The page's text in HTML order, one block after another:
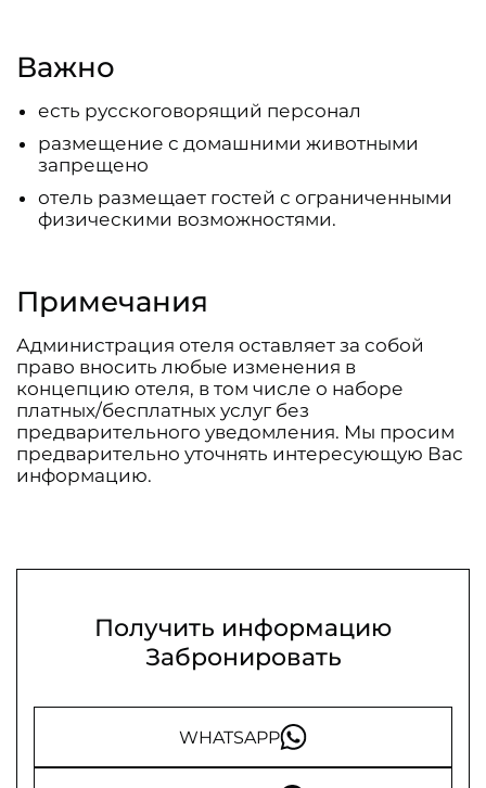
Важно
есть русскоговорящий персонал
размещение с домашними животными
запрещено
отель размещает гостей с ограниченными
физическими возможностями.
Примечания
Администрация отеля оставляет за собой
право вносить любые изменения в
концепцию отеля, в том числе о наборе
платных/бесплатных услуг без
предварительного уведомления. Мы просим
предварительно уточнять интересующую Вас
информацию.
Получить информацию
Забронировать
WHATSAPP